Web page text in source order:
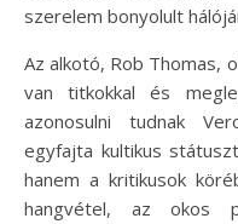
szerelem bonyolult
Az alkotó, Rob Thomas,
van titkokkal és
azonosulni tudnak
egyfajta kultikus
hanem a kritikusok
hangvétel, az okos